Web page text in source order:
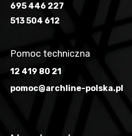
695 446 227
513 504 612
Pomoc techniczna
12 419 80 21
pomoc@archline-polska.pl